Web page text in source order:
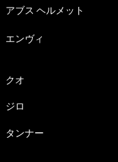
アブス ヘルメット
エンヴィ
クオ
ジロ
タンナー